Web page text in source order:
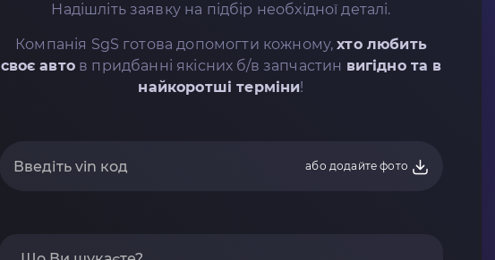
Надішліть заявку на підбір необхідної деталі.
Компанія SgS готова допомогти кожному,хто любить
своє автов придбанні якісних б/в запчастин вигідно та в
найкоротші терміни!
або додайте фото